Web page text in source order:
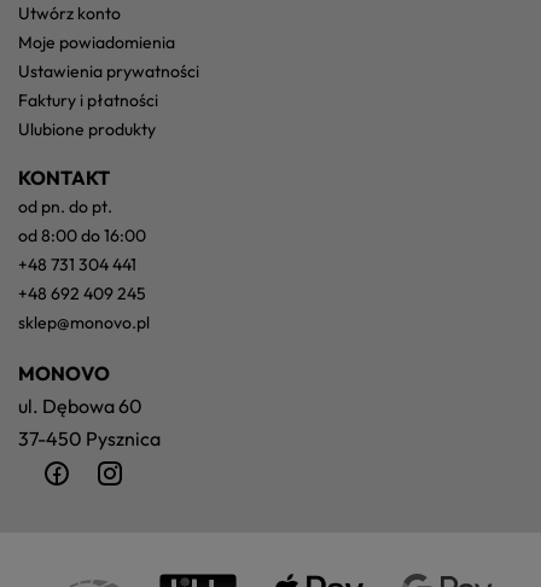
utwórz konto
moje powiadomienia
ustawienia prywatności
faktury i płatności
ulubione produkty
MONOVO
ul. Dębowa 60
37-450 Pysznica
KONTAKT
od pn. do pt.
od 8:00 do 16:00
+48 731 304 441
+48 692 409 245
sklep@monovo.pl